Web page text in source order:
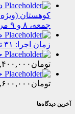
دوره
(ویژه آقایان و
حق عضویت سال ۱۴۰۵
۱,۴۰۰,۰۰۰
حق عضویت سال ۱۴۰۵
۱,۶۰۰,۰۰۰